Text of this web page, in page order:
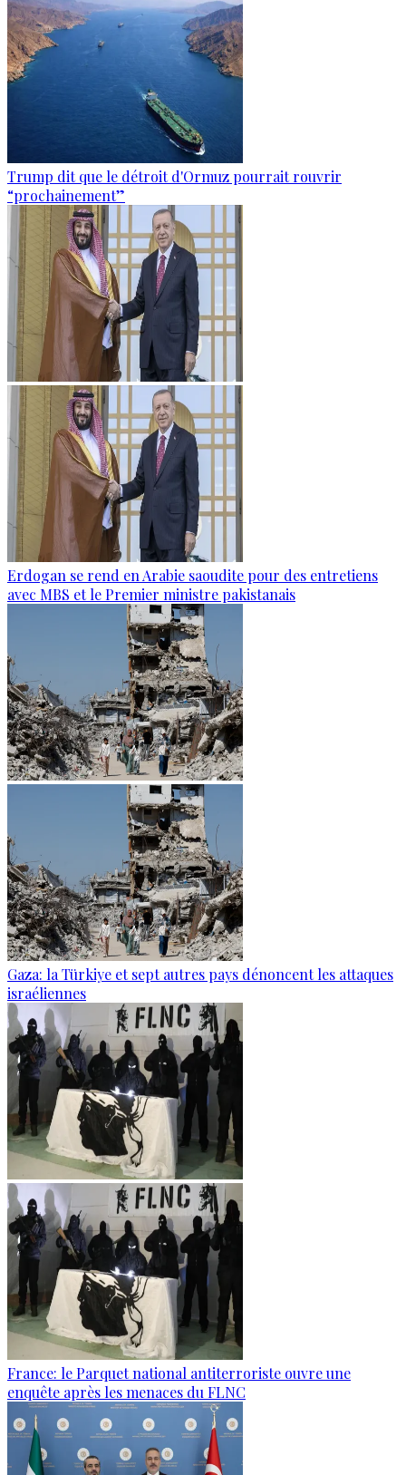
Trump dit que le détroit d'Ormuz pourrait rouvrir
“prochainement”
Erdogan se rend en Arabie saoudite pour des entretiens
avec MBS et le Premier ministre pakistanais
Gaza: la Türkiye et sept autres pays dénoncent les attaques
israéliennes
France: le Parquet national antiterroriste ouvre une
enquête après les menaces du FLNC